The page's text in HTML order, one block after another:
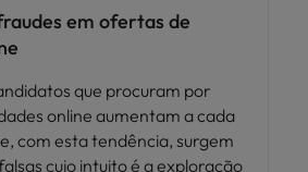
em ofertas de
que procuram por
online aumentam a cada
com esta tendência, surgem
cujo intuito é a exploração